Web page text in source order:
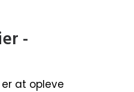
-
at opleve